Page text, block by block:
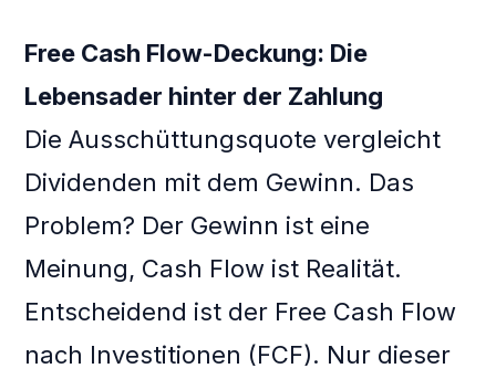
Free Cash Flow-Deckung: Die
Lebensader hinter der Zahlung
Die Ausschüttungsquote vergleicht
Dividenden mit dem Gewinn. Das
Problem? Der Gewinn ist eine
Meinung, Cash Flow ist Realität.
Entscheidend ist der Free Cash Flow
nach Investitionen (FCF). Nur dieser